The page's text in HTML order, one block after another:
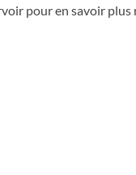
pour en savoir plus